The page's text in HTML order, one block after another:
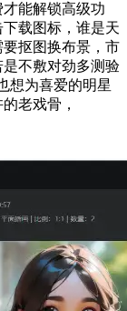
能解锁高级功
载图标，谁是天
抠图换布景，市
不敷对劲多测验
想为喜爱的明星
老戏骨，